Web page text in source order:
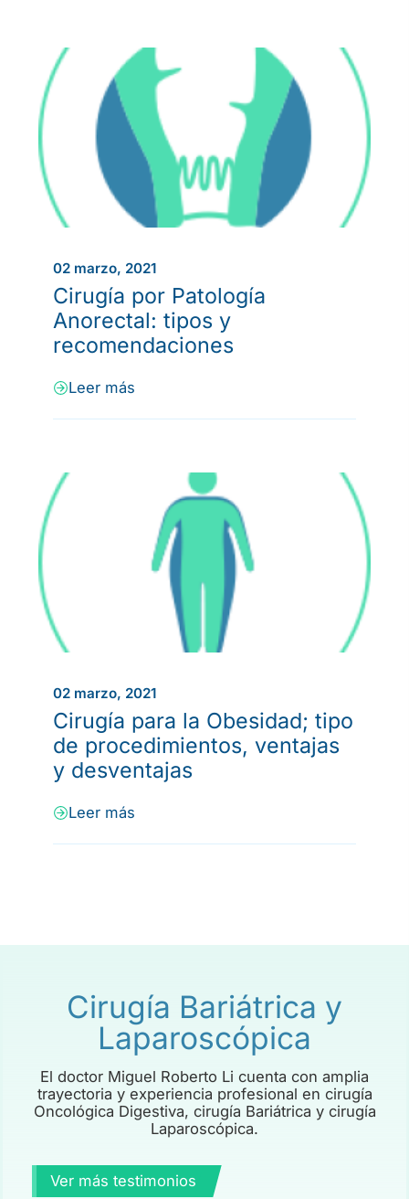
02 marzo, 2021
Cirugía por Patología
Anorectal: tipos y
recomendaciones
Leer más
02 marzo, 2021
Cirugía para la Obesidad; tipo
de procedimientos, ventajas
y desventajas
Leer más
Cirugía Bariátrica y
Laparoscópica
El doctor Miguel Roberto Li cuenta con amplia
trayectoria y experiencia profesional en cirugía
Oncológica Digestiva, cirugía Bariátrica y cirugía
Laparoscópica.
Ver más testimonios